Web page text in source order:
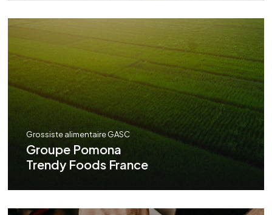
Grossiste alimentaire GASC
Groupe Pomona
Trendy Foods France